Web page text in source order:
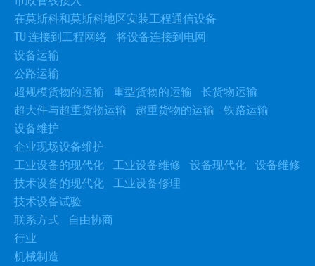
在莫斯科和莫斯科地区安装工程通信设备
TU 连接到工程网络
将设备连接到电网
设备运输
公路运输
超规模货物的运输
重型货物的运输
长货物运输
超大件与超重货物运输
超重货物的运输
铁路运输
设备维护
企业现场设备维护
工业设备的现代化 工业设备维修 设备现代化 设备维修
技术设备的现代化 工业设备修理
技术设备试验
联系方式
自由协商
行业
机械制造